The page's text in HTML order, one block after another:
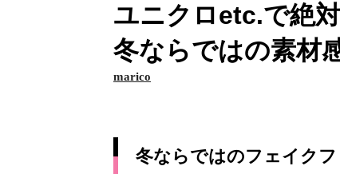
ユニクロetc.で絶
冬ならではの素材
marico
冬ならではのフェイクフ